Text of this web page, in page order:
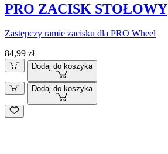
PRO ZACISK STOŁOWY
Zastępczy ramie zacisku dla PRO Wheel
84,99 zł
Dodaj do koszyka
Dodaj do koszyka